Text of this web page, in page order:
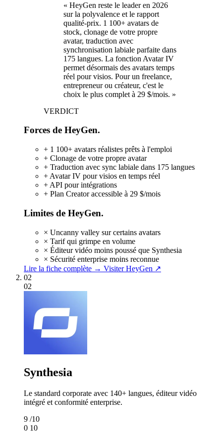
« HeyGen reste le leader en 2026
sur la polyvalence et le rapport
qualité-prix. 1 100+ avatars de
stock, clonage de votre propre
avatar, traduction avec
synchronisation labiale parfaite dans
175 langues. La fonction Avatar IV
permet désormais des avatars temps
réel pour visios. Pour un freelance,
entrepreneur ou créateur, c'est le
choix le plus complet à 29 $/mois. »
VERDICT
Forces de HeyGen.
+ 1 100+ avatars réalistes prêts à l'emploi
+ Clonage de votre propre avatar
+ Traduction avec sync labiale dans 175 langues
+ Avatar IV pour visios en temps réel
+ API pour intégrations
+ Plan Creator accessible à 29 $/mois
Limites de HeyGen.
× Uncanny valley sur certains avatars
× Tarif qui grimpe en volume
× Éditeur vidéo moins poussé que Synthesia
× Sécurité enterprise moins reconnue
Lire la fiche complète → Visiter HeyGen ↗
02
02
Synthesia
Le standard corporate avec 140+ langues, éditeur vidéo
intégré et conformité enterprise.
9 /10
0 10